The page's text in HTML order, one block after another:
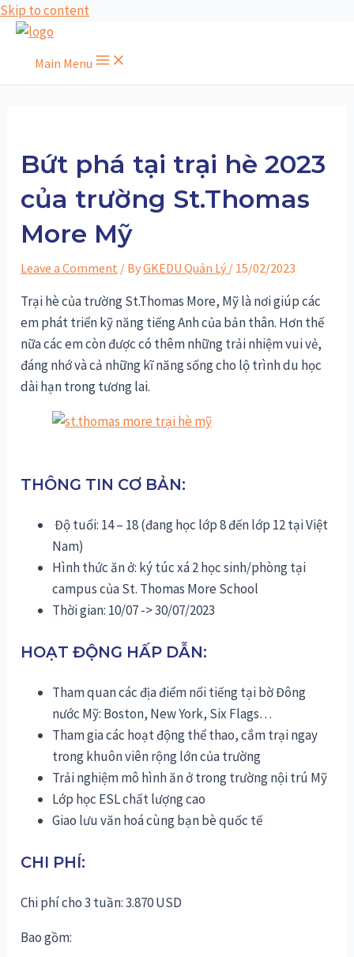
Skip to content
Main Menu
Bứt phá tại trại hè 2023
của trường St.Thomas
More Mỹ
Leave a Comment / ByGKEDU Quản Lý / 15/02/2023
Trại hè của trường St.Thomas More, Mỹ là nơi giúp các
em phát triển kỹ năng tiếng Anh của bản thân. Hơn thế
nữa các em còn được có thêm những trải nhiệm vui vẻ,
đáng nhớ và cả những kĩ năng sống cho lộ trình du học
dài hạn trong tương lai.
THÔNG TIN CƠ BẢN:
Độ tuổi: 14 – 18 (đang học lớp 8 đến lớp 12 tại Việt
Nam)
Hình thức ăn ở: ký túc xá 2 học sinh/phòng tại
campus của St. Thomas More School
Thời gian: 10/07 -> 30/07/2023
HOẠT ĐỘNG HẤP DẪN:
Tham quan các địa điểm nổi tiếng tại bờ Đông
nước Mỹ: Boston, New York, Six Flags…
Tham gia các hoạt động thể thao, cắm trại ngay
trong khuôn viên rộng lớn của trường
Trải nghiệm mô hình ăn ở trong trường nội trú Mỹ
Lớp học ESL chất lượng cao
Giao lưu văn hoá cùng bạn bè quốc tế
CHI PHÍ:
Chi phí cho 3 tuần: 3.870 USD
Bao gồm: